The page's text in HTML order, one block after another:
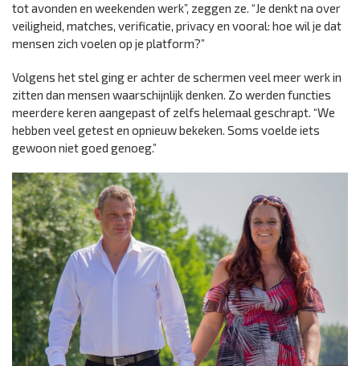
tot avonden en weekenden werk”, zeggen ze. “Je denkt na over
veiligheid, matches, verificatie, privacy en vooral: hoe wil je dat
mensen zich voelen op je platform?”
Volgens het stel ging er achter de schermen veel meer werk in
zitten dan mensen waarschijnlijk denken. Zo werden functies
meerdere keren aangepast of zelfs helemaal geschrapt. “We
hebben veel getest en opnieuw bekeken. Soms voelde iets
gewoon niet goed genoeg.”